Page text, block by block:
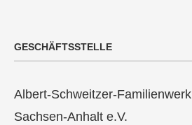
GESCHÄFTSSTELLE
Albert-Schweitzer-Familienwerk
Sachsen-Anhalt e.V.